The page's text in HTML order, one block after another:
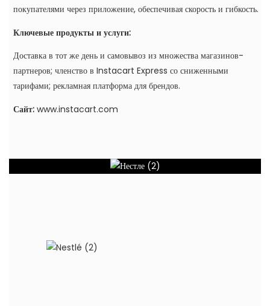
покупателями через приложение, обеспечивая скорость и гибкость.
Ключевые продукты и услуги:
Доставка в тот же день и самовывоз из множества магазинов-
партнеров; членство в Instacart Express со сниженными
тарифами; рекламная платформа для брендов.
Сайт: www.instacart.com